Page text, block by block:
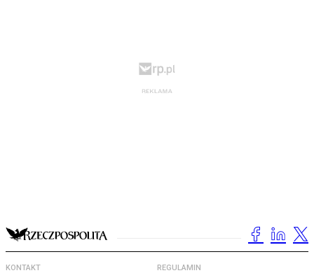
KONTAKT REGULAMIN